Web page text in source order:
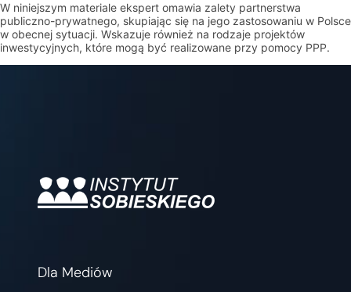
W niniejszym materiale ekspert omawia zalety partnerstwa
publiczno-prywatnego, skupiając się na jego zastosowaniu w Polsce
w obecnej sytuacji. Wskazuje również na rodzaje projektów
inwestycyjnych, które mogą być realizowane przy pomocy PPP.
Dla Mediów